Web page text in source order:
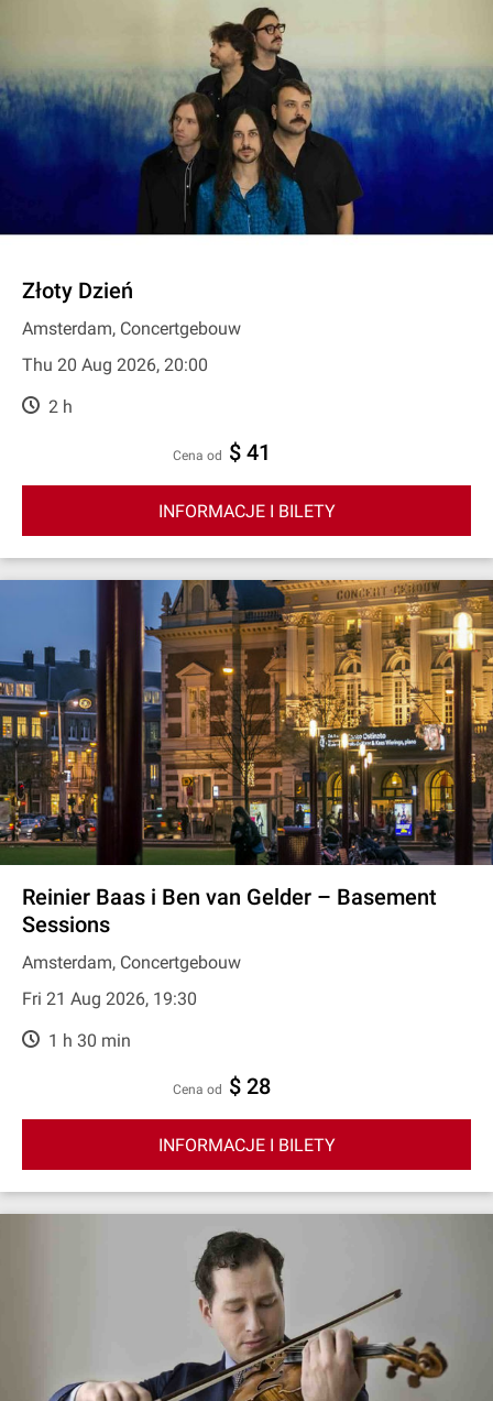
Złoty Dzień
Amsterdam, Concertgebouw
Thu 20 Aug 2026, 20:00
2 h
cena od $ 41
INFORMACJE I BILETY
Reinier Baas i Ben van Gelder – Basement
Sessions
Amsterdam, Concertgebouw
Fri 21 Aug 2026, 19:30
1 h 30 min
cena od $ 28
INFORMACJE I BILETY